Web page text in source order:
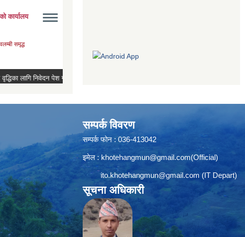
सम्पर्क विवरण
सम्पर्क फोन : 036-413042
इमेल : khotehangmun@gmail.com(Official)
ito.khotehangmun@gmail.com (IT Depart)
सूचना अधिकारी